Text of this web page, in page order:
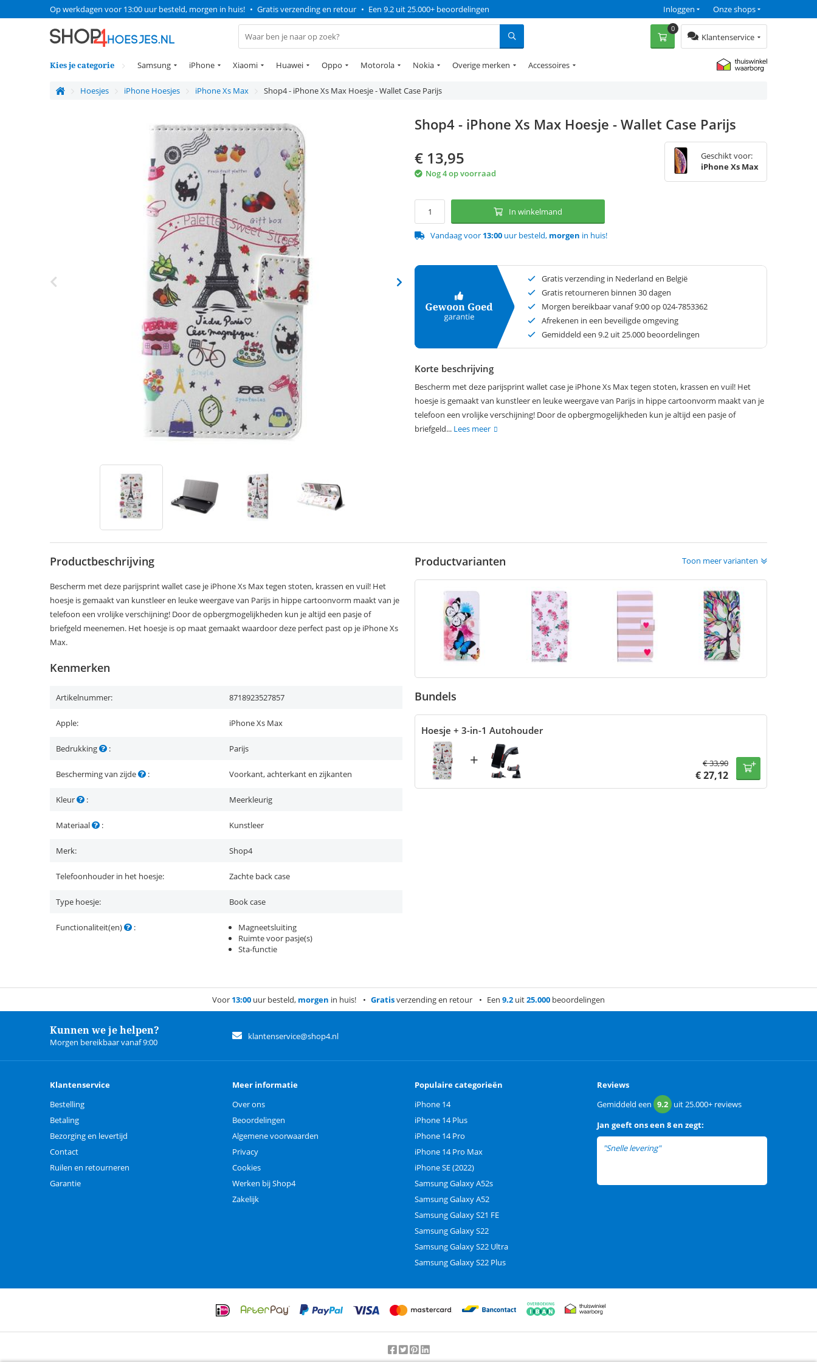
Op werkdagen voor 13:00 uur besteld, morgen in huis! • Gratis verzending en retour • Een 9.2 uit 25.000+ beoordelingen Onze shops
Inloggen
Klantenservice
0
Kies je categorie Samsung iPhone Xiaomi Huawei Oppo Motorola Nokia Overige merken Accessoires
Hoesjes iPhone Hoesjes iPhone Xs Max Shop4 - iPhone Xs Max Hoesje - Wallet Case Parijs
Shop4 - iPhone Xs Max Hoesje - Wallet Case Parijs
€ 13,95
Nog 4 op voorraad
Geschikt voor:
iPhone Xs Max
In winkelmand
Vandaag voor 13:00 uur besteld, morgen in huis!
Gratis verzending in Nederland en België
Gratis retourneren binnen 30 dagen
Morgen bereikbaar vanaf 9:00 op 024-7853362
Afrekenen in een beveiligde omgeving
Gemiddeld een 9.2 uit 25.000 beoordelingen
Korte beschrijving
Bescherm met deze parijsprint wallet case je iPhone Xs Max tegen stoten, krassen en vuil! Het
hoesje is gemaakt van kunstleer en leuke weergave van Parijs in hippe cartoonvorm maakt van je
telefoon een vrolijke verschijning! Door de opbergmogelijkheden kun je altijd een pasje of
briefgeld... Lees meer
Productbeschrijving
Bescherm met deze parijsprint wallet case je iPhone Xs Max tegen stoten, krassen en vuil! Het
hoesje is gemaakt van kunstleer en leuke weergave van Parijs in hippe cartoonvorm maakt van je
telefoon een vrolijke verschijning! Door de opbergmogelijkheden kun je altijd een pasje of
briefgeld meenemen. Het hoesje is op maat gemaakt waardoor deze perfect past op je iPhone Xs
Max.
Kenmerken
Artikelnummer: 8718923527857
Apple: iPhone Xs Max
Bedrukking : Parijs
Bescherming van zijde : Voorkant, achterkant en zijkanten
Kleur : Meerkleurig
Materiaal : Kunstleer
Merk: Shop4
Telefoonhouder in het hoesje: Zachte back case
Type hoesje: Book case
Functionaliteit(en) :
Magneetsluiting
Ruimte voor pasje(s)
Sta-functie
Productvarianten Toon meer varianten
Bundels
Hoesje + 3-in-1 Autohouder
+ €33,90
€27,12
Voor 13:00 uur besteld, morgen in huis! Gratisverzending en retour Een 9.2 uit25.000 beoordelingen
Kunnen we je helpen?
Morgen bereikbaar vanaf 9:00
klantenservice@shop4.nl
Klantenservice
Bestelling
Betaling
Bezorging en levertijd
Contact
Ruilen en retourneren
Garantie
Meer informatie
Over ons
Beoordelingen
Algemene voorwaarden
Privacy
Cookies
Werken bij Shop4
Zakelijk
Populaire categorieën
iPhone 14
iPhone 14 Plus
iPhone 14 Pro
iPhone 14 Pro Max
iPhone SE (2022)
Samsung Galaxy A52s
Samsung Galaxy A52
Samsung Galaxy S21 FE
Samsung Galaxy S22
Samsung Galaxy S22 Ultra
Samsung Galaxy S22 Plus
Reviews
Gemiddeld een 9.2 uit25.000+ reviews
Jan geeft ons een 8 en zegt:
"Snelle levering"